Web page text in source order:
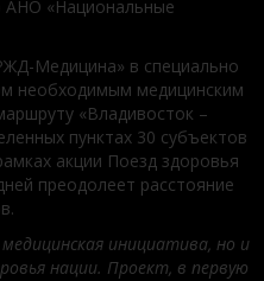
АНО «Национальные
Медицина» в специально
необходимым медицинским
«Владивосток –
пунктах 30 субъектов
акции Поезд здоровья
преодолеет расстояние
инициатива, но и
нации. Проект, в первую